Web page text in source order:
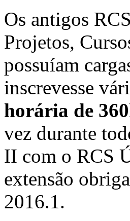
Os antigos
Projetos,
possuíam
inscrevesse
horária de
vez durante
II com o RCS
extensão
2016.1.